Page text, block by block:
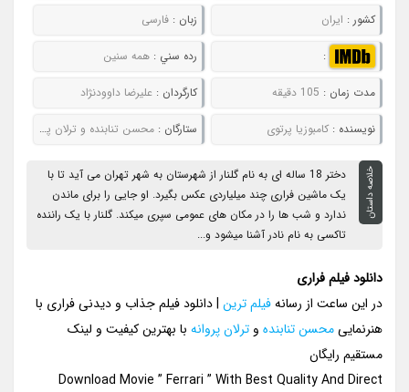
کشور : ایران زبان : فارسی
: رده سني : همه سنین
مدت زمان : 105 دقیقه کارگردان : علیرضا داوودنژاد
نويسنده :کامبوزیا پرتوی ستارگان : محسن تنابنده و ترلان پروانه
خلاصه داستان
دختر 18 ساله ای به نام گلنار از شهرستان به شهر تهران می آید تا با
یک ماشین فراری چند میلیاردی عکس بگیرد. او جایی را برای ماندن
ندارد و شب ها را در مکان های عمومی سپری میکند. گلنار با یک راننده
تاکسی به نام نادر آشنا میشود و...
دانلود فیلم فراری
در این ساعت از رسانهفیلم ترین | دانلود فیلم جذاب و دیدنی فراری با
هنرنماییمحسن تنابنده وترلان پروانه با بهترین کیفیت و لینک
مستقیم رایگان
Download Movie ” Ferrari ” With Best Quality And Direct